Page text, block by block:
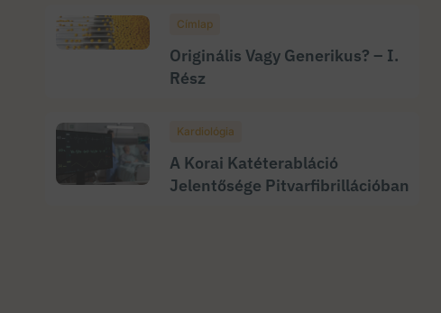
Címlap
Originális Vagy Generikus? – I.
Rész
Kardiológia
A Korai Katéterabláció
Jelentősége Pitvarfibrillációban